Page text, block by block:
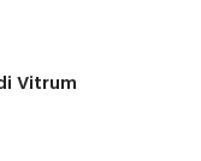
Vitrum